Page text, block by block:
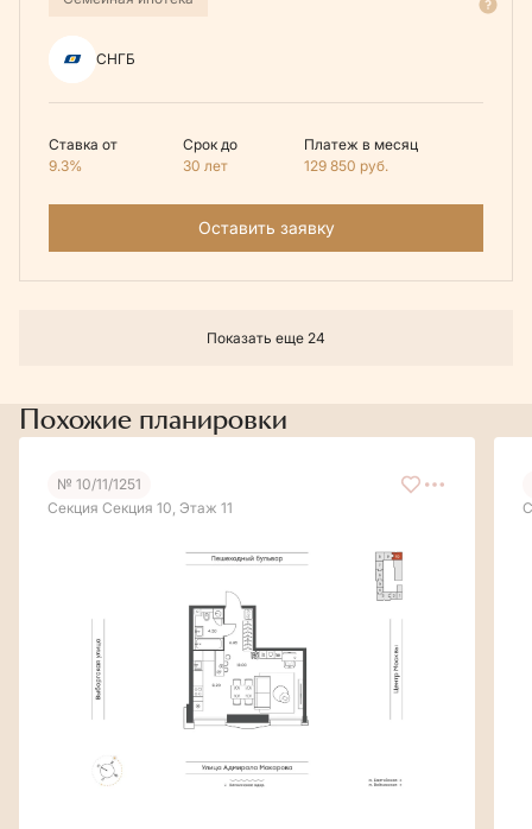
СНГБ
Ставка от
9.3%
Срок до
30 лет
Платеж в месяц
129 850 руб.
Оставить заявку
Показать еще 24
Похожие планировки
№ 10/11/1251
Секция Секция 10, Этаж 11